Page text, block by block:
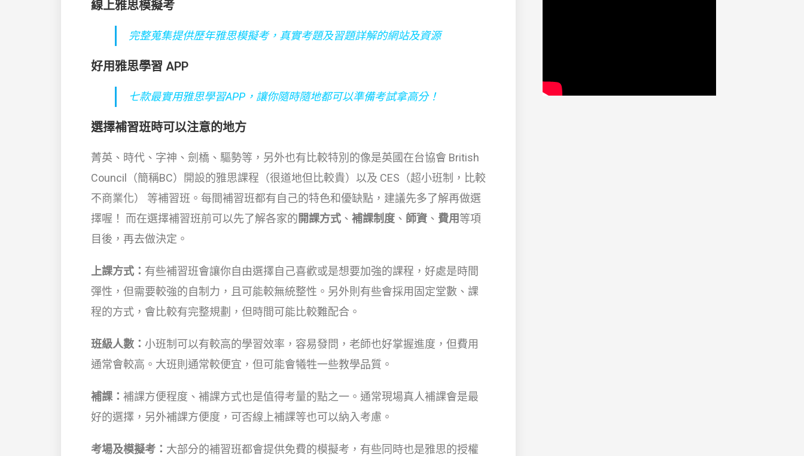
線上雅思模擬考
完整蒐集提供歷年雅思模擬考，真實考題及習題詳解的網站及資源
好用雅思學習 APP
七款最實用雅思學習APP，讓你隨時隨地都可以準備考試拿高分！
選擇補習班時可以注意的地方
菁英、時代、字神、劍橋、驅勢等，另外也有比較特別的像是英國在台協會 British
Council（簡稱BC）開設的雅思課程（很道地但比較貴）以及 CES（超小班制，比較
不商業化） 等補習班。每間補習班都有自己的特色和優缺點，建議先多了解再做選
擇喔！ 而在選擇補習班前可以先了解各家的開課方式 、 補課制度 、 師資 、 費用等項
目後，再去做決定。
上課方式： 有些補習班會讓你自由選擇自己喜歡或是想要加強的課程，好處是時間
彈性，但需要較強的自制力，且可能較無統整性。另外則有些會採用固定堂數、課
程的方式，會比較有完整規劃，但時間可能比較難配合。
班級人數： 小班制可以有較高的學習效率，容易發問，老師也好掌握進度，但費用
通常會較高。大班則通常較便宜，但可能會犧牲一些教學品質。
補課： 補課方便程度、補課方式也是值得考量的點之一。通常現場真人補課會是最
好的選擇，另外補課方便度，可否線上補課等也可以納入考慮。
考場及模擬考： 大部分的補習班都會提供免費的模擬考，有些同時也是雅思的授權